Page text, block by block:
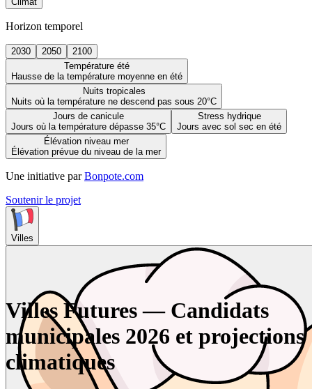
Horizon temporel
2030 2050
2100
Température été
Hausse de la température moyenne en été
Nuits tropicales
Nuits où la température ne descend pas sous 20°C
Jours de canicule
Jours où la température dépasse 35°C
Stress hydrique
Jours avec sol sec en été
Élévation niveau mer
Élévation prévue du niveau de la mer
Une initiative par Bonpote.com
Soutenir le projet
Villes
Villes Futures — Candidats
municipales 2026 et projections
climatiques